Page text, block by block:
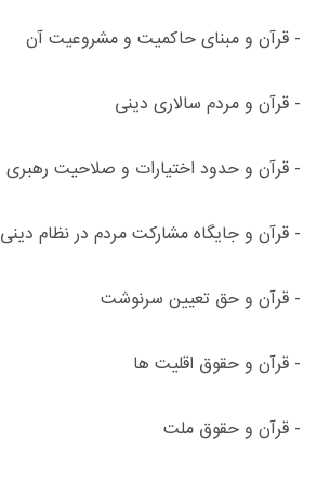
- قرآن و مبنای حاکمیت و مشروعیت آن
- قرآن و مردم سالاری دینی
- قرآن و حدود اختیارات و صلاحیت رهبری
- قرآن و جایگاه مشارکت مردم در نظام دینی
- قرآن و حق تعیین سرنوشت
- قرآن و حقوق اقلیت ها
- قرآن و حقوق ملت